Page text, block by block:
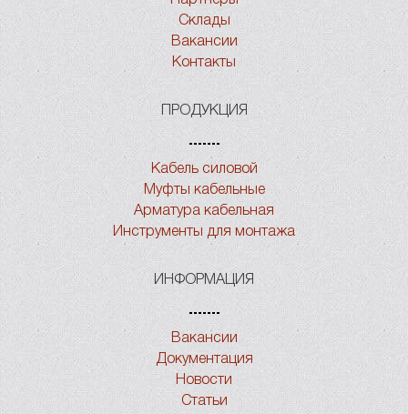
Склады
Вакансии
Контакты
ПРОДУКЦИЯ
Кабель силовой
Муфты кабельные
Арматура кабельная
Инструменты для монтажа
ИНФОРМАЦИЯ
Вакансии
Документация
Новости
Статьи